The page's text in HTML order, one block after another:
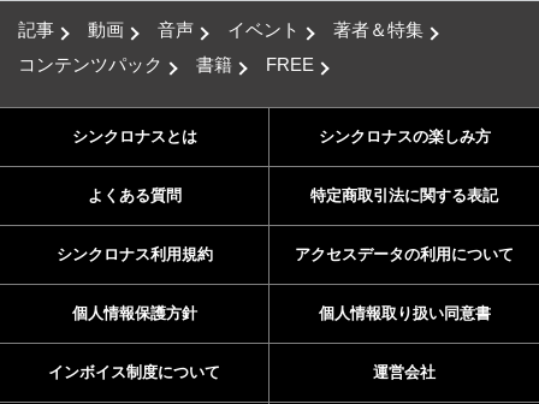
記事 動画 音声 イベント
著者＆特集
コンテンツパック
書籍 FREE
シンクロナスとは シンクロナスの楽しみ方
よくある質問 特定商取引法に関する表記
シンクロナス利用規約 アクセスデータの利用について
個人情報保護方針 個人情報取り扱い同意書
インボイス制度について 運営会社